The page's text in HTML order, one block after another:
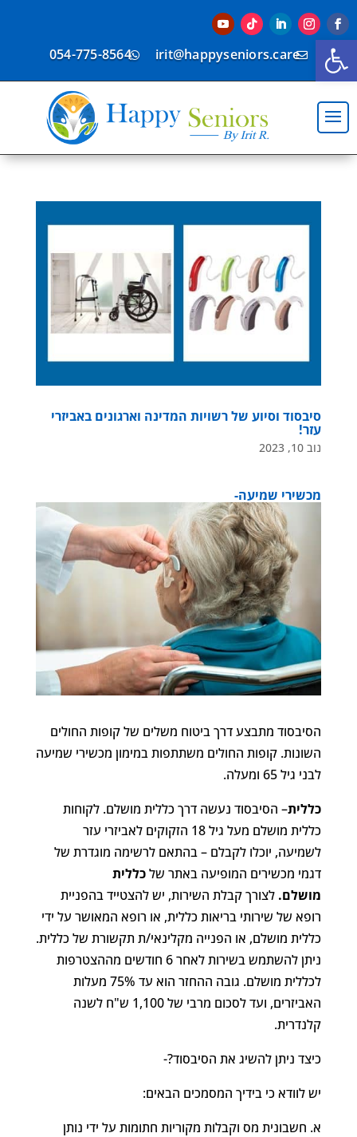
פתח סרגל נגישות

irit@happyseniors.care

054-775-8564
סיבסוד וסיוע של רשויות המדינה וארגונים באביזרי
עזר!
נוב 10, 2023
מכשירי שמיעה-
הסיבסוד מתבצע דרך ביטוח משלים של קופות החולים
השונות. קופות החולים משתתפות במימון מכשירי שמיעה
לבני גיל 65 ומעלה.
כללית– הסיבסוד נעשה דרך כללית מושלם. לקוחות
כללית מושלם מעל גיל 18 הזקוקים לאביזרי עזר
לשמיעה, יוכלו לקבלם – בהתאם לרשימה מוגדרת של
דגמי מכשירים המופיעה באתר שלכללית
מושלם. לצורך קבלת השירות, יש להצטייד בהפניית
רופא של שירותי בריאות כללית, או רופא המאושר על ידי
כללית מושלם, או הפנייה מקלינאי/ת תקשורת של כללית.
ניתן להשתמש בשירות לאחר 6 חודשים מההצטרפות
לכללית מושלם. גובה ההחזר הוא עד 75% מעלות
האביזרים, ועד לסכום מרבי של 1,100 ש"ח לשנה
קלנדרית.
כיצד ניתן להשיג את הסיבסוד?-
יש לוודא כי בידיך המסמכים הבאים:
א. חשבונית מס וקבלות מקוריות חתומות על ידי נותן